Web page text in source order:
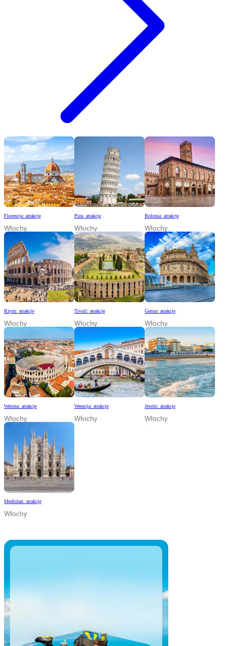
Florencja: atrakcje
Włochy
Piza: atrakcje
Włochy
Bolonia: atrakcje
Włochy
Rzym: atrakcje
Włochy
Tivoli: atrakcje
Włochy
Genua: atrakcje
Włochy
Werona: atrakcje
Włochy
Wenecja: atrakcje
Włochy
Jesolo: atrakcje
Włochy
Mediolan: atrakcje
Włochy